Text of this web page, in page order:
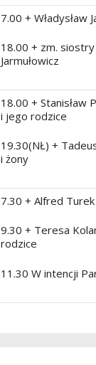
7.00 + Władysław
18.00 + zm.
Jarmułowicz
18.00 + Stanisław
i jego rodzice
19.30(NŁ) +
i żony
7.30 + Alfred
9.30 + Teresa
rodzice
11.30 W intencji